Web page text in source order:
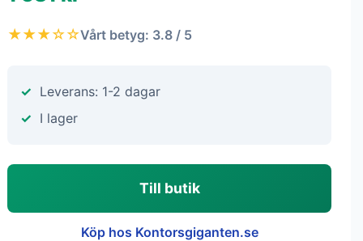
★★★☆☆Vårt betyg: 3.8 / 5
Leverans: 1-2 dagar
I lager
Till butik
Köp hos Kontorsgiganten.se